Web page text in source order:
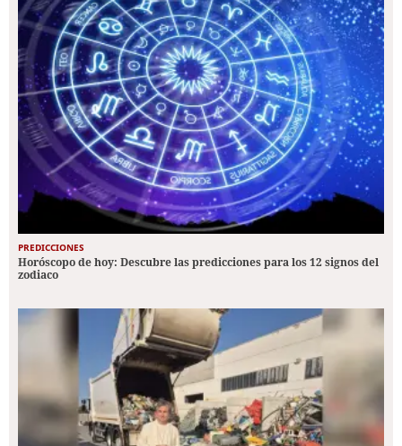
PREDICCIONES
Horóscopo de hoy: Descubre las predicciones para los 12 signos del
zodiaco